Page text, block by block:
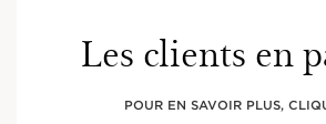
Les clients en
POUR EN SAVOIR PLUS,